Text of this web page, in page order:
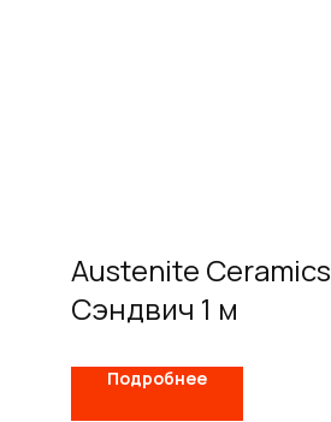
Austenite Ceramics
Сэндвич 1 м
Подробнее